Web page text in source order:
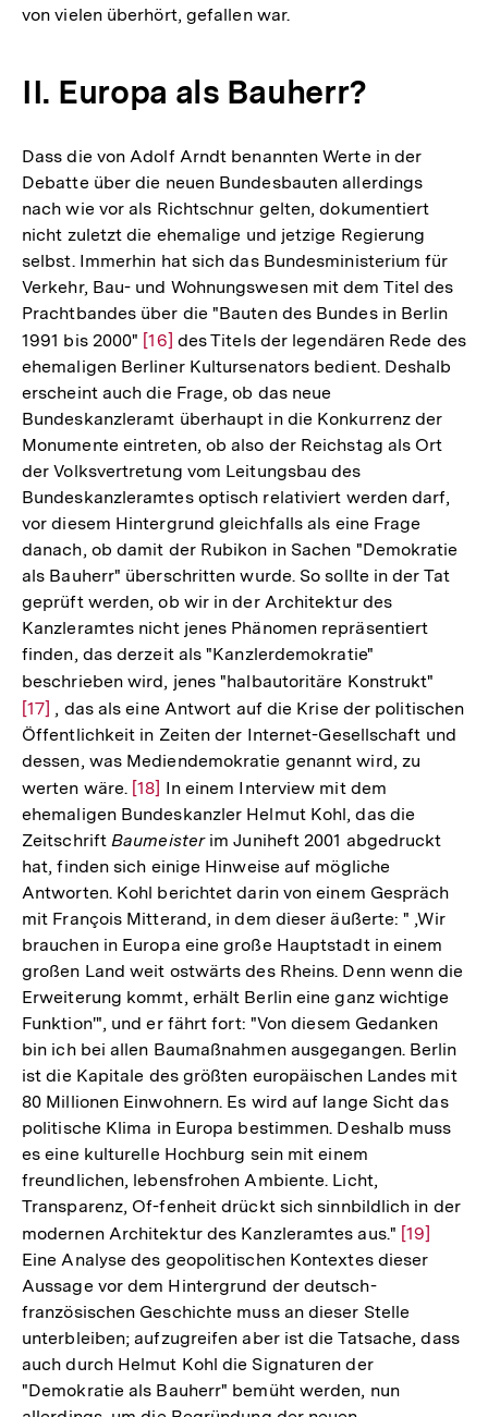
von vielen überhört, gefallen war.
II. Europa als Bauherr?
Dass die von Adolf Arndt benannten Werte in der
Debatte über die neuen Bundesbauten allerdings
nach wie vor als Richtschnur gelten, dokumentiert
nicht zuletzt die ehemalige und jetzige Regierung
selbst. Immerhin hat sich das Bundesministerium für
Verkehr, Bau- und Wohnungswesen mit dem Titel des
Prachtbandes über die "Bauten des Bundes in Berlin
1991 bis 2000" Zur
Auflösung
der
Fußnote
[16] des Titels der legendären Rede des
ehemaligen Berliner Kultursenators bedient. Deshalb
erscheint auch die Frage, ob das neue
Bundeskanzleramt überhaupt in die Konkurrenz der
Monumente eintreten, ob also der Reichstag als Ort
der Volksvertretung vom Leitungsbau des
Bundeskanzleramtes optisch relativiert werden darf,
vor diesem Hintergrund gleichfalls als eine Frage
danach, ob damit der Rubikon in Sachen "Demokratie
als Bauherr" überschritten wurde. So sollte in der Tat
geprüft werden, ob wir in der Architektur des
Kanzleramtes nicht jenes Phänomen repräsentiert
finden, das derzeit als "Kanzlerdemokratie"
beschrieben wird, jenes "halbautoritäre Konstrukt"
der
[17] , das als eine Antwort auf die Krise der politischen
Öffentlichkeit in Zeiten der Internet-Gesellschaft und
dessen, was Mediendemokratie genannt wird, zu
werten wäre. Zur
Auflösung
der
Fußnote
[18] In einem Interview mit dem
ehemaligen Bundeskanzler Helmut Kohl, das die
Zeitschrift Baumeister im Juniheft 2001 abgedruckt
hat, finden sich einige Hinweise auf mögliche
Antworten. Kohl berichtet darin von einem Gespräch
mit François Mitterand, in dem dieser äußerte: " ,Wir
brauchen in Europa eine große Hauptstadt in einem
großen Land weit ostwärts des Rheins. Denn wenn die
Erweiterung kommt, erhält Berlin eine ganz wichtige
Funktion'", und er fährt fort: "Von diesem Gedanken
bin ich bei allen Baumaßnahmen ausgegangen. Berlin
ist die Kapitale des größten europäischen Landes mit
80 Millionen Einwohnern. Es wird auf lange Sicht das
politische Klima in Europa bestimmen. Deshalb muss
es eine kulturelle Hochburg sein mit einem
freundlichen, lebensfrohen Ambiente. Licht,
Transparenz, Of-fenheit drückt sich sinnbildlich in der
modernen Architektur des Kanzleramtes aus." Zur
Auflösung
Fußnote
[19]
Eine Analyse des geopolitischen Kontextes dieser
Aussage vor dem Hintergrund der deutsch-
französischen Geschichte muss an dieser Stelle
unterbleiben; aufzugreifen aber ist die Tatsache, dass
auch durch Helmut Kohl die Signaturen der
"Demokratie als Bauherr" bemüht werden, nun